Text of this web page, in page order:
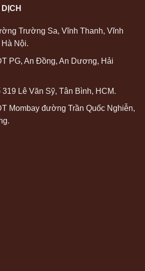
Trường Sa, Vĩnh Thanh, Vĩnh
Nội.
PG, An Đồng, An Dương, Hải
Lê Văn Sỹ, Tân Bình, HCM.
Mombay đường Trần Quốc Nghiễn,